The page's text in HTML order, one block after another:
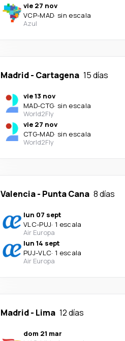
vie 27 nov
VCP-MAD· sin escala
Azul
Madrid- Cartagena 15 días
vie 13 nov
MAD-CTG· sin escala
World2Fly
vie 27 nov
CTG-MAD· sin escala
World2Fly
Valencia- Punta Cana 8 días
lun 07 sept
VLC-PUJ· 1 escala
Air Europa
lun 14 sept
PUJ-VLC· 1 escala
Air Europa
Madrid- Lima 12 días
dom 21 mar